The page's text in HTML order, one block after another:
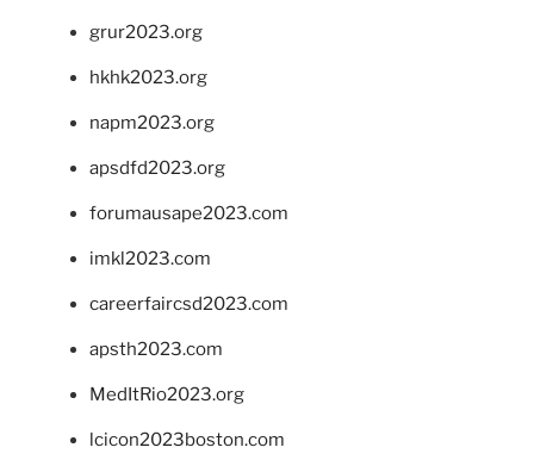
grur2023.org
hkhk2023.org
napm2023.org
apsdfd2023.org
forumausape2023.com
imkl2023.com
careerfaircsd2023.com
apsth2023.com
MedItRio2023.org
lcicon2023boston.com